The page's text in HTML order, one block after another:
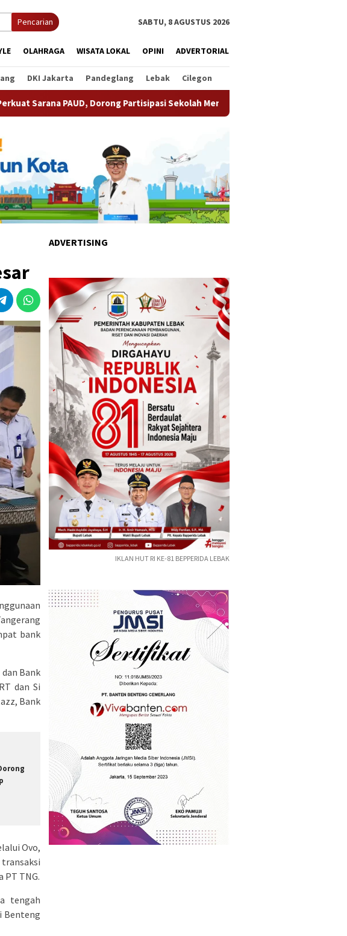
Pencarian SABTU, 8 AGUSTUS 2026
OLAHRAGA WISATA LOKAL OPINI ADVERTORIAL
DKI Jakarta Pandeglang Lebak Cilegon
Dorong Partisipasi Sekolah Meningkat Pemkot Tangsel Matangkan
bank
Bank
dan Si
Bank
Ovo,
transaksi
PT TNG.
tengah
Benteng
ADVERTISING
IKLAN HUT RI KE-81 BEPPERIDA LEBAK